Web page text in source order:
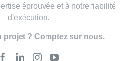
éprouvée et à notre fiabilité
d'exécution.
projet ? Comptez sur nous.